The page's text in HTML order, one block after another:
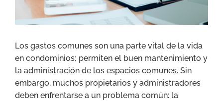
Los gastos comunes son una parte vital de la vida
en condominios; permiten el buen mantenimiento y
la administración de los espacios comunes. Sin
embargo, muchos propietarios y administradores
deben enfrentarse a un problema común: la